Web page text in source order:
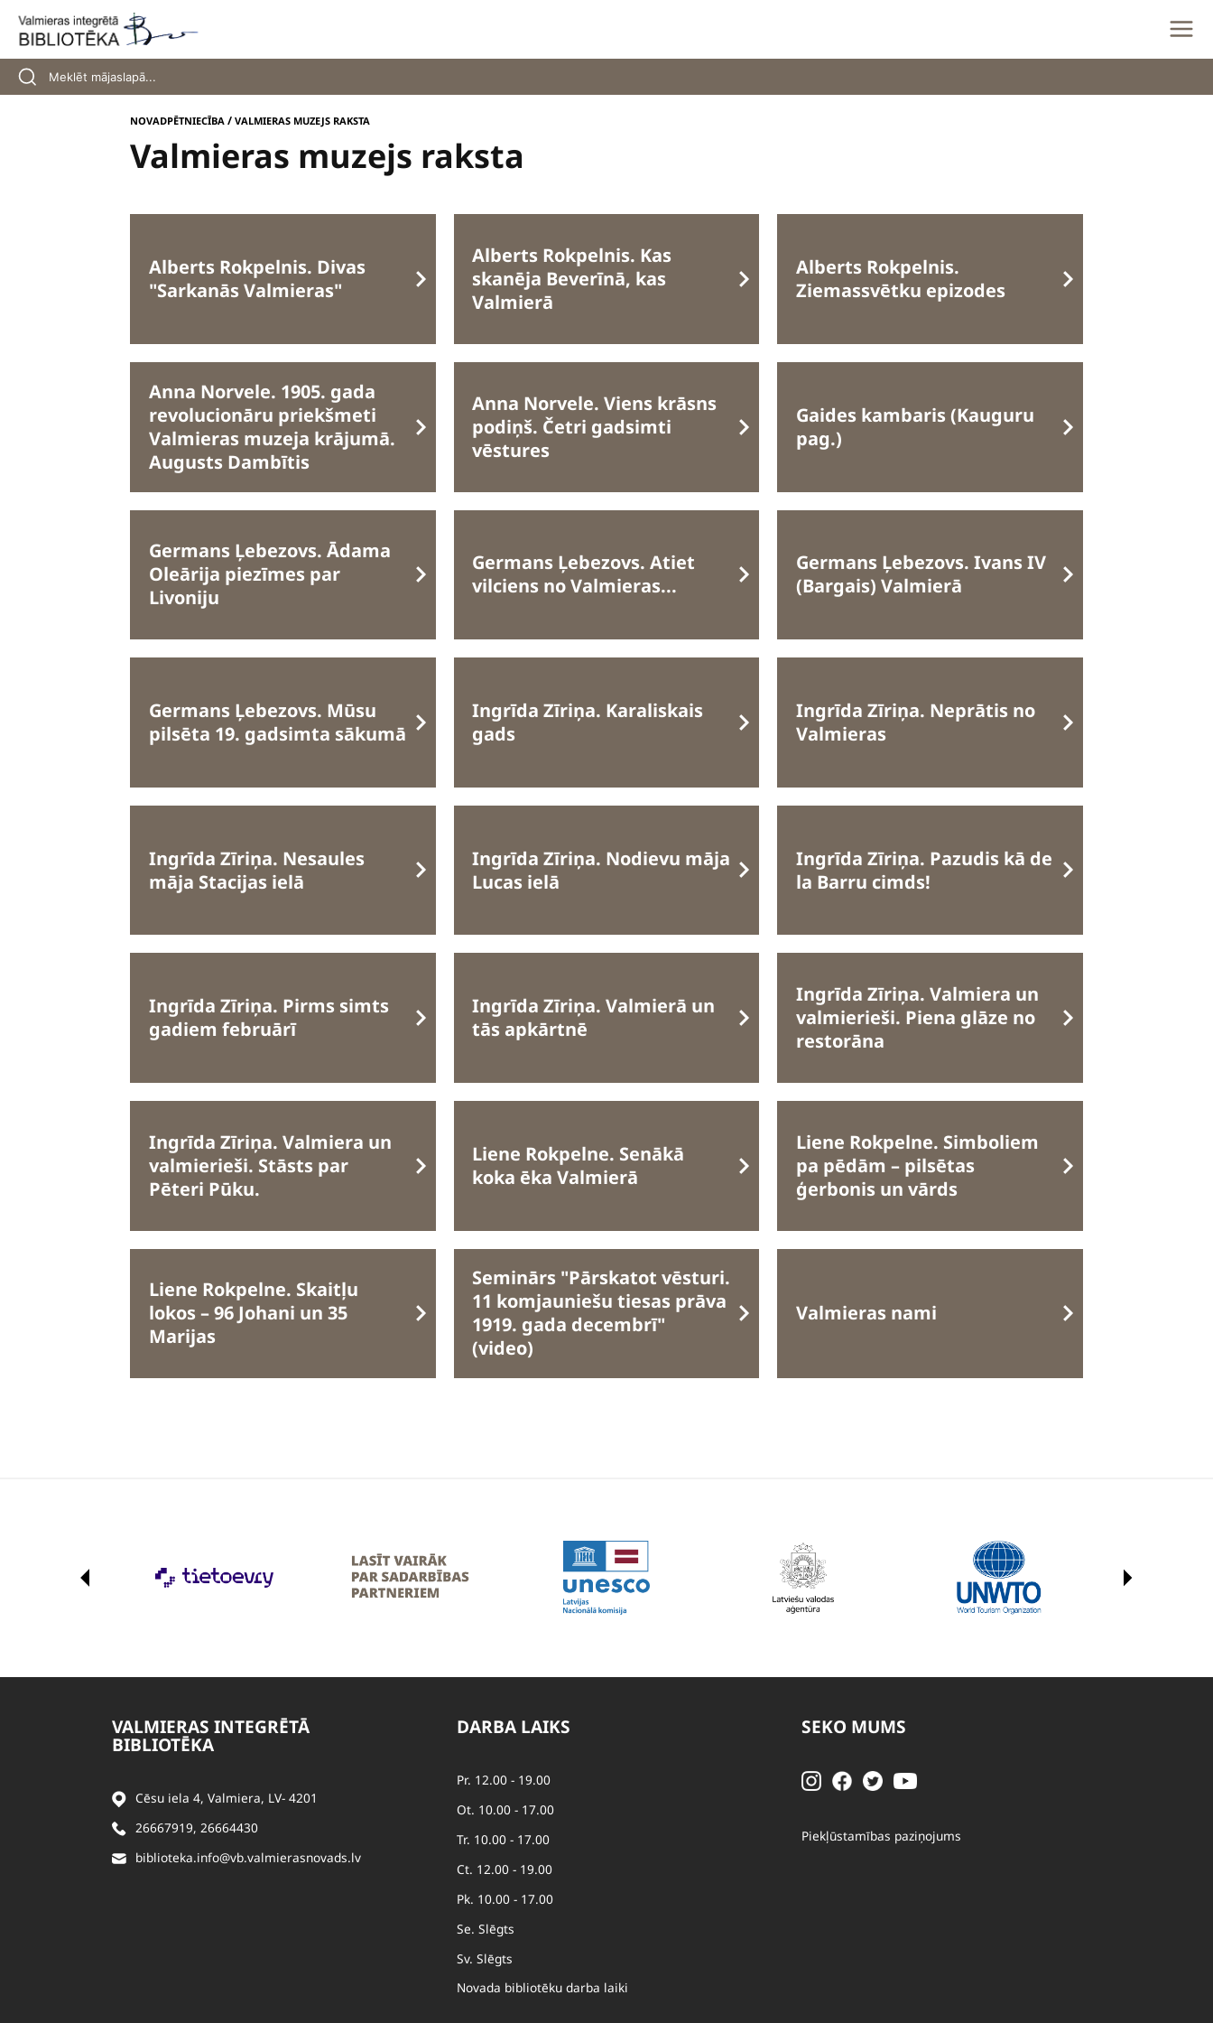
content
NOVADPĒTNIECĪBA /VALMIERAS MUZEJS RAKSTA
Valmieras muzejs raksta
Alberts Rokpelnis. Divas
"Sarkanās Valmieras"
Alberts Rokpelnis. Kas
skanēja Beverīnā, kas
Valmierā
Alberts Rokpelnis.
Ziemassvētku epizodes
Anna Norvele. 1905. gada
revolucionāru priekšmeti
Valmieras muzeja krājumā.
Augusts Dambītis
Anna Norvele. Viens krāsns
podiņš. Četri gadsimti
vēstures
Gaides kambaris (Kauguru
pag.)
Germans Ļebezovs. Ādama
Oleārija piezīmes par
Livoniju
Germans Ļebezovs. Atiet
vilciens no Valmieras...
Germans Ļebezovs. Ivans IV
(Bargais) Valmierā
Germans Ļebezovs. Mūsu
pilsēta 19. gadsimta sākumā
Ingrīda Zīriņa. Karaliskais
gads
Ingrīda Zīriņa. Neprātis no
Valmieras
Ingrīda Zīriņa. Nesaules
māja Stacijas ielā
Ingrīda Zīriņa. Nodievu māja
Lucas ielā
Ingrīda Zīriņa. Pazudis kā de
la Barru cimds!
Ingrīda Zīriņa. Pirms simts
gadiem februārī
Ingrīda Zīriņa. Valmierā un
tās apkārtnē
Ingrīda Zīriņa. Valmiera un
valmierieši. Piena glāze no
restorāna
Ingrīda Zīriņa. Valmiera un
valmierieši. Stāsts par
Pēteri Pūku.
Liene Rokpelne. Senākā
koka ēka Valmierā
Liene Rokpelne. Simboliem
pa pēdām – pilsētas
ģerbonis un vārds
Liene Rokpelne. Skaitļu
lokos – 96 Johani un 35
Marijas
Seminārs "Pārskatot vēsturi.
11 komjauniešu tiesas prāva
1919. gada decembrī"
(video)
Valmieras nami
VALMIERAS INTEGRĒTĀ
BIBLIOTĒKA
Cēsu iela 4, Valmiera, LV- 4201
26667919, 26664430
biblioteka.info@vb.valmierasnovads.lv
DARBA LAIKS
Pr. 12.00 - 19.00
Ot. 10.00 - 17.00
Tr. 10.00 - 17.00
Ct. 12.00 - 19.00
Pk. 10.00 - 17.00
Se. Slēgts
Sv. Slēgts
Novada bibliotēku darba laiki
SEKO MUMS
Piekļūstamības paziņojums